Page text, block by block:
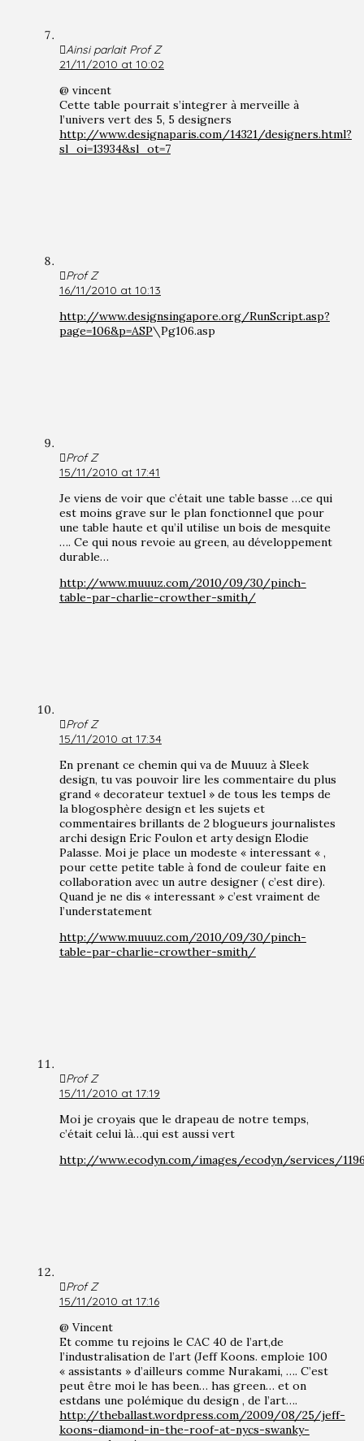
Ainsi parlait Prof Z
21/11/2010 at 10:02
@ vincent
Cette table pourrait s’integrer à merveille à
l’univers vert des 5, 5 designers
http://www.designaparis.com/14321/designers.html?
sl_oi=13934&sl_ot=7
Prof Z
16/11/2010 at 10:13
http://www.designsingapore.org/RunScript.asp?
page=106&p=ASP\Pg106.asp
Prof Z
15/11/2010 at 17:41
Je viens de voir que c’était une table basse …ce qui
est moins grave sur le plan fonctionnel que pour
une table haute et qu’il utilise un bois de mesquite
…. Ce qui nous revoie au green, au développement
durable…
http://www.muuuz.com/2010/09/30/pinch-
table-par-charlie-crowther-smith/
Prof Z
15/11/2010 at 17:34
En prenant ce chemin qui va de Muuuz à Sleek
design, tu vas pouvoir lire les commentaire du plus
grand « decorateur textuel » de tous les temps de
la blogosphère design et les sujets et
commentaires brillants de 2 blogueurs journalistes
archi design Eric Foulon et arty design Elodie
Palasse. Moi je place un modeste « interessant « ,
pour cette petite table à fond de couleur faite en
collaboration avec un autre designer ( c’est dire).
Quand je ne dis « interessant » c’est vraiment de
l’understatement
http://www.muuuz.com/2010/09/30/pinch-
table-par-charlie-crowther-smith/
Prof Z
15/11/2010 at 17:19
Moi je croyais que le drapeau de notre temps,
c’était celui là…qui est aussi vert
http://www.ecodyn.com/images/ecodyn/services/
Prof Z
15/11/2010 at 17:16
@ Vincent
Et comme tu rejoins le CAC 40 de l’art,de
l’industralisation de l’art (Jeff Koons. emploie 100
« assistants » d’ailleurs comme Nurakami, …. C’est
peut être moi le has been… has green… et on
estdans une polémique du design , de l’art….
http://theballast.wordpress.com/2009/08/25/jeff-
koons-diamond-in-the-roof-at-nycs-swanky-